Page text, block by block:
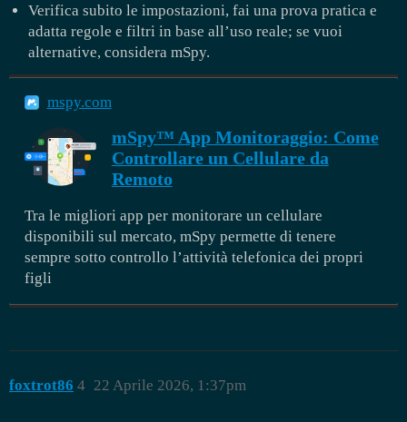
Verifica subito le impostazioni, fai una prova pratica e
adatta regole e filtri in base all’uso reale; se vuoi
alternative, considera mSpy.
mspy.com
mSpy™ App Monitoraggio: Come
Controllare un Cellulare da
Remoto
Tra le migliori app per monitorare un cellulare
disponibili sul mercato, mSpy permette di tenere
sempre sotto controllo l’attività telefonica dei propri
figli
foxtrot86 22 Aprile 2026, 1:37pm
4